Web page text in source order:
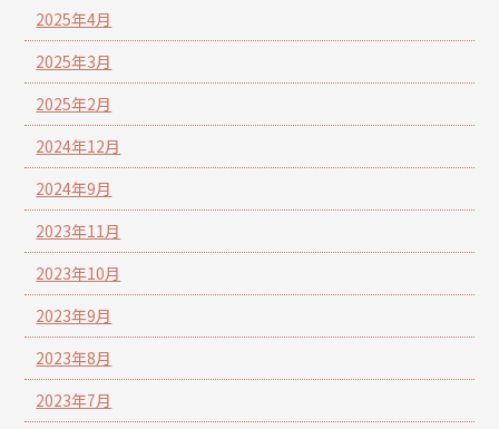
2025年4月
2025年3月
2025年2月
2024年12月
2024年9月
2023年11月
2023年10月
2023年9月
2023年8月
2023年7月